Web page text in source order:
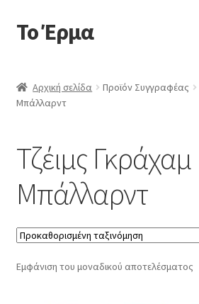
Απευθείας
μετάβαση
πλοήγηση
Μετάβαση
σε
Το Έρμα
Ποιοι είμαστε
Κατηγορίες Βιβλίων
Συχνές Ερωτήσεις
Αρχική σελίδα Προϊόν Συγγραφέας
Μπάλλαρντ
Τζέιμς Γκράχαμ
Μπάλλαρντ
Εμφάνιση του μοναδικού αποτελέσματος